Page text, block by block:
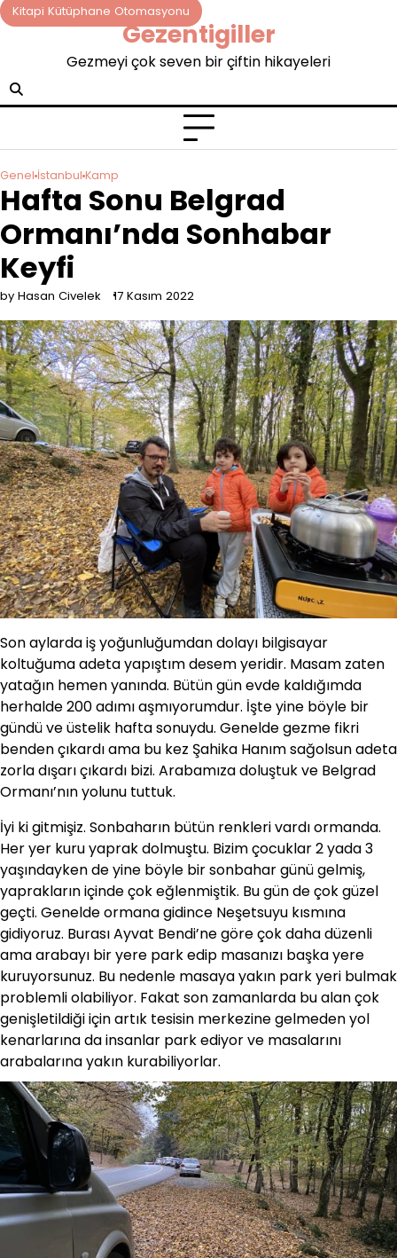
Skip
to
Kitapi Kütüphane Otomasyonu
Gezentigiller
Gezmeyi çok seven bir çiftin hikayeleri
Genel İstanbul Kamp
Hafta Sonu Belgrad
Ormanı’nda Sonhabar
Keyfi
by Hasan Civelek 17 Kasım 2022
Son aylarda iş yoğunluğumdan dolayı bilgisayar
koltuğuma adeta yapıştım desem yeridir. Masam zaten
yatağın hemen yanında. Bütün gün evde kaldığımda
herhalde 200 adımı aşmıyorumdur. İşte yine böyle bir
gündü ve üstelik hafta sonuydu. Genelde gezme fikri
benden çıkardı ama bu kez Şahika Hanım sağolsun adeta
zorla dışarı çıkardı bizi. Arabamıza doluştuk ve Belgrad
Ormanı’nın yolunu tuttuk.
İyi ki gitmişiz. Sonbaharın bütün renkleri vardı ormanda.
Her yer kuru yaprak dolmuştu. Bizim çocuklar 2 yada 3
yaşındayken de yine böyle bir sonbahar günü gelmiş,
yaprakların içinde çok eğlenmiştik. Bu gün de çok güzel
geçti. Genelde ormana gidince Neşetsuyu kısmına
gidiyoruz. Burası Ayvat Bendi’ne göre çok daha düzenli
ama arabayı bir yere park edip masanızı başka yere
kuruyorsunuz. Bu nedenle masaya yakın park yeri bulmak
problemli olabiliyor. Fakat son zamanlarda bu alan çok
genişletildiği için artık tesisin merkezine gelmeden yol
kenarlarına da insanlar park ediyor ve masalarını
arabalarına yakın kurabiliyorlar.